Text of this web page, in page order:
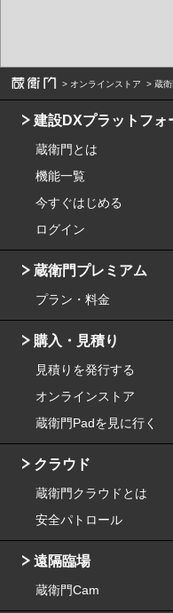
オンラインストア 蔵
建設DXプラットフォ
蔵衛門とは
機能一覧
今すぐはじめる
ログイン
蔵衛門プレミアム
プラン・料金
購入・見積り
見積りを発行する
オンラインストア
蔵衛門Padを見に行く
クラウド
蔵衛門クラウドとは
安全パトロール
遠隔臨場
蔵衛門Cam